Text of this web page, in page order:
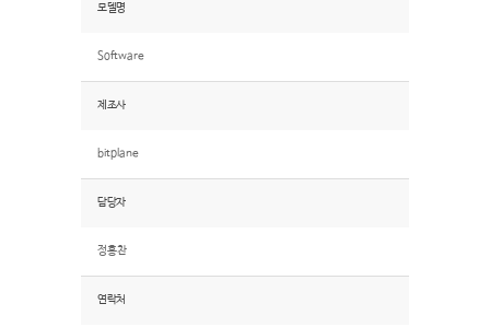
모델명
Software
제조사
bitplane
담당자
정홍찬
연락처